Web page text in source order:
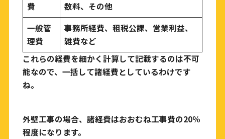
費
数料、その他
一般管
理費
事務所経費、租税公課、営業利益、
雑費など
これらの経費を細かく計算して記載するのは不可
能なので、一括して諸経費としているわけです
ね。
外壁工事の場合、諸経費はおおむね工事費の20％
程度になります。